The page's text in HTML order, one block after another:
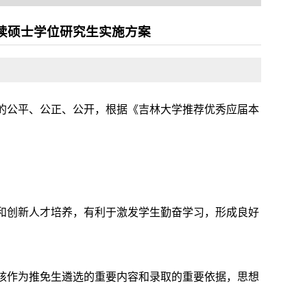
硕士学位研究生实施方案
平、公正、公开，根据《吉林大学推荐优秀应届本
新人才培养，有利于激发学生勤奋学习，形成良好
为推免生遴选的重要内容和录取的重要依据，思想